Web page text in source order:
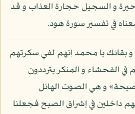
و السجيل حجارة العذاب و قد
في تفسير سورة هود.
بقائك يا محمد إنهم لفي سكرتهم
الفحشاء و المنكر يترددون
و هي الصوت الهائل
داخلين في إشراق الصبح فجعلنا